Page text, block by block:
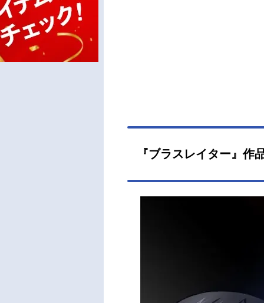
『ブラスレイター』作